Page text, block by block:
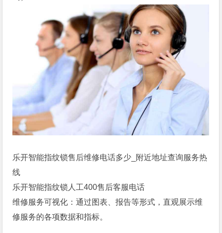
乐开智能指纹锁售后维修电话多少_附近地址查询服务热
线
乐开智能指纹锁人工400售后客服电话
维修服务可视化：通过图表、报告等形式，直观展示维
修服务的各项数据和指标。